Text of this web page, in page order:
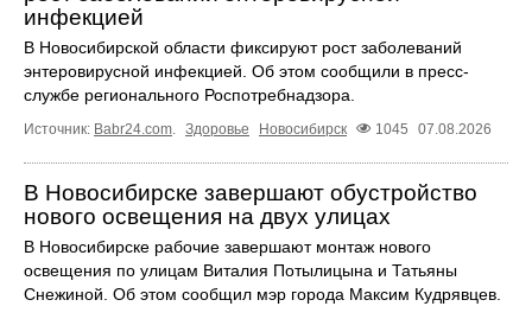
инфекцией
В Новосибирской области фиксируют рост заболеваний
энтеровирусной инфекцией. Об этом сообщили в пресс-
службе регионального Роспотребнадзора.
Источник: Babr24.com. Здоровье Новосибирск 1045 07.08.2026
В Новосибирске завершают обустройство
нового освещения на двух улицах
В Новосибирске рабочие завершают монтаж нового
освещения по улицам Виталия Потылицына и Татьяны
Снежиной. Об этом сообщил мэр города Максим Кудрявцев.